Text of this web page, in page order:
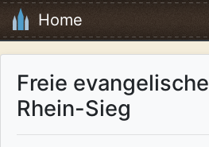
Home
Freie
Rhein-Sieg